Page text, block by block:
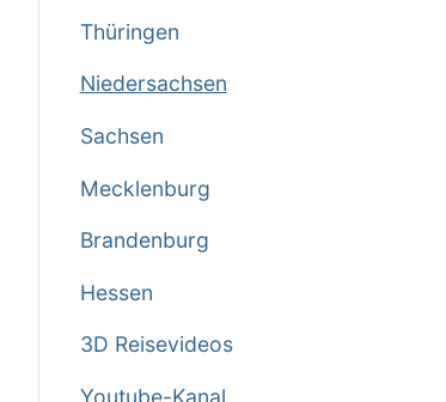
Thüringen
Niedersachsen
Sachsen
Mecklenburg
Brandenburg
Hessen
3D Reisevideos
Youtube-Kanal